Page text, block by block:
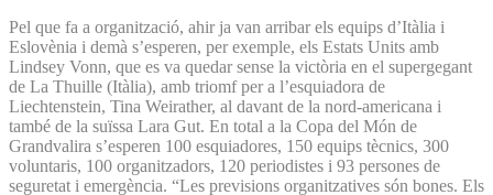
Pel que fa a organització, ahir ja van arribar els equips d’Itàlia i
Eslovènia i demà s’esperen, per exemple, els Estats Units amb
Lindsey Vonn, que es va quedar sense la victòria en el supergegant
de La Thuille (Itàlia), amb triomf per a l’esquiadora de
Liechtenstein, Tina Weirather, al davant de la nord-americana i
també de la suïssa Lara Gut. En total a la Copa del Món de
Grandvalira s’esperen 100 esquiadores, 150 equips tècnics, 300
voluntaris, 100 organitzadors, 120 periodistes i 93 persones de
seguretat i emergència. “Les previsions organitzatives són bones. Els